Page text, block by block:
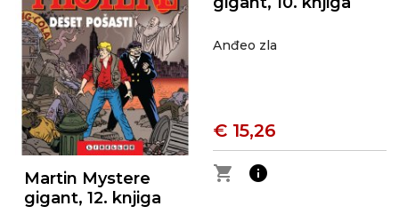
Martin Mystere
gigant, 12. knjiga
Anđeo zla
€ 15,26
shopping_cart
info